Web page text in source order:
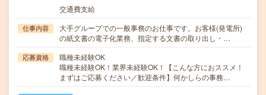
交通費支給
仕事内容
大手グループでの一般事務のお仕事です。お客様(発電所)
の紙文書の電子化業務、指定する文書の取り出し・…
応募資格
職種未経験OK
職種未経験OK！業界未経験OK！【こんな方におススメ！
まずはご応募ください／歓迎条件】何かしらの事務…